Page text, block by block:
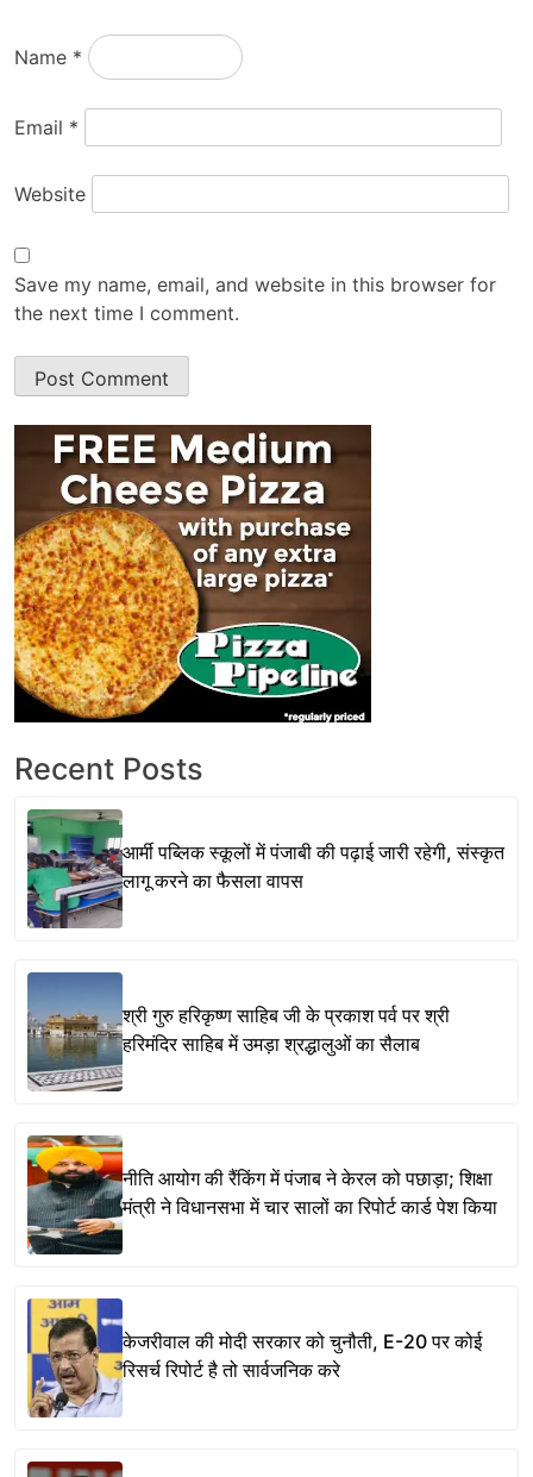
Name *
Email *
Website
Save my name, email, and website in this browser for
the next time I comment.
Recent Posts
आर्मी पब्लिक स्कूलों में पंजाबी की पढ़ाई जारी रहेगी, संस्कृत
लागू करने का फैसला वापस
श्री गुरु हरिकृष्ण साहिब जी के प्रकाश पर्व पर श्री
हरिमंदिर साहिब में उमड़ा श्रद्धालुओं का सैलाब
नीति आयोग की रैंकिंग में पंजाब ने केरल को पछाड़ा; शिक्षा
मंत्री ने विधानसभा में चार सालों का रिपोर्ट कार्ड पेश किया
केजरीवाल की मोदी सरकार को चुनौती, E-20 पर कोई
रिसर्च रिपोर्ट है तो सार्वजनिक करे